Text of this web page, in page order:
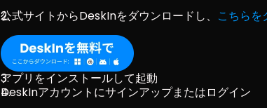
公式サイトからDeskInをダウンロードし、 こちらを
アプリをインストールして起動
DeskInアカウントにサインアップまたはログイン